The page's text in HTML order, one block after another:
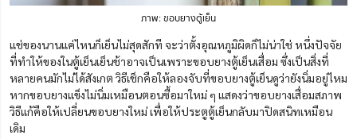
ภาพ: ขอบยางตู้เย็น
แช่ของนานแค่ไหนก็เย็นไม่สุดสักที จะว่าตั้งอุณหภูมิผิดก็ไม่น่าใช่ หนึ่งปัจจัย
ที่ทำให้ของในตู้เย็นเย็นช้าอาจเป็นเพราะขอบยางตู้เย็นเสื่อม ซึ่งเป็นสิ่งที่
หลายคนมักไม่ได้สังเกต วิธีเช็กคือให้ลองจับที่ขอบยางตู้เย็นดูว่ายังนิ่มอยู่ไหม
หากขอบยางแข็งไม่นิ่มเหมือนตอนซื้อมาใหม่ ๆ แสดงว่าขอบยางเสื่อมสภาพ
วิธีแก้คือให้เปลี่ยนขอบยางใหม่ เพื่อให้ประตูตู้เย็นกลับมาปิดสนิทเหมือน
เดิม